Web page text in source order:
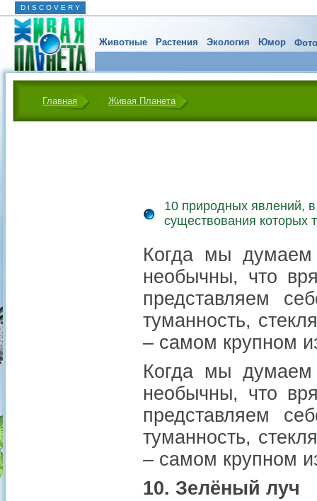
D I S C O V E R Y
Животные Растения Экология Юмор
Главная Живая Планета
10 природных явлений, в
существования которых
Когда мы думаем
необычны, что
представляем
туманность,
– самом крупном
Когда мы думаем
необычны, что
представляем
туманность,
– самом крупном
10. Зелёный луч